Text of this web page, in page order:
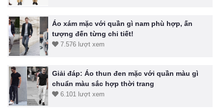
Áo xám mặc với quần gì nam phù hợp, ấn
tượng đến từng chi tiết!
7.576 lượt xem
Giải đáp: Áo thun đen mặc với quần màu gì
chuẩn màu sắc hợp thời trang
6.101 lượt xem